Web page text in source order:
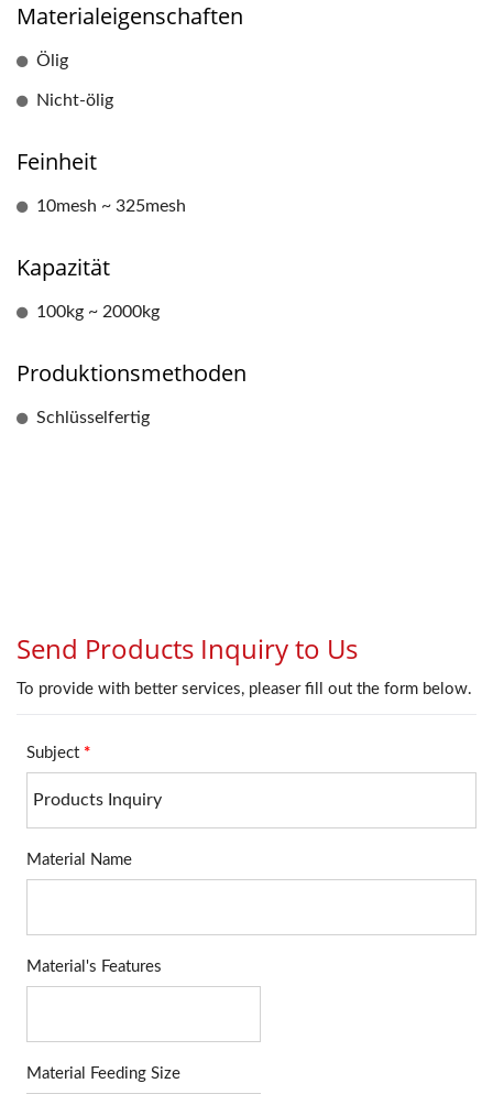
Materialeigenschaften
Ölig
Nicht-ölig
Feinheit
10mesh ~ 325mesh
Kapazität
100kg ~ 2000kg
Produktionsmethoden
Schlüsselfertig